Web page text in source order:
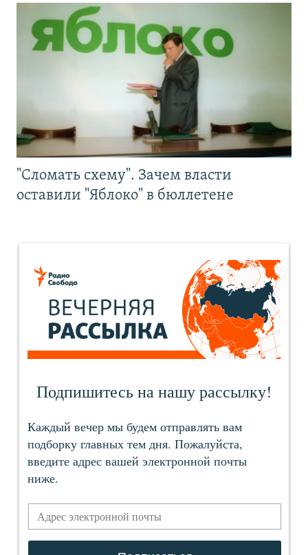
"Сломать схему". Зачем власти
оставили "Яблоко" в бюллетене